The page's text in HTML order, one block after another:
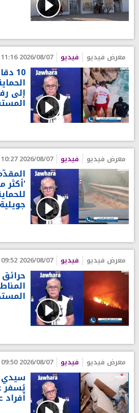
معرض فيديو فيديو 2026/08/07 11:16
10
إلى
معرض فيديو فيديو 2026/08/07 10:27
معرض فيديو فيديو 2026/08/07 09:52
معرض فيديو فيديو 2026/08/07 09:50
سيدي
يُسفر
أفراد